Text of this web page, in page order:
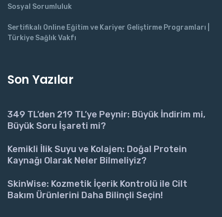
Sosyal Sorumluluk
Sertifikalı Online Eğitim ve Kariyer Geliştirme Programları |
Türkiye Sağlık Vakfı
Son Yazılar
349 TL’den 219 TL’ye Peynir: Büyük İndirim mi,
Büyük Soru İşareti mi?
Kemikli İlik Suyu ve Kolajen: Doğal Protein
Kaynağı Olarak Neler Bilmeliyiz?
SkinWise: Kozmetik İçerik Kontrolü ile Cilt
Bakım Ürünlerini Daha Bilinçli Seçin!